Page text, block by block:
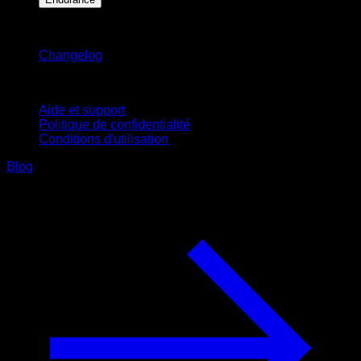
Changelog
Aide et support
Politique de confidentialité
Conditions d'utilisation
Blog